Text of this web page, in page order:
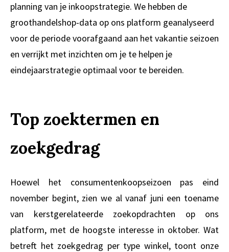
planning van je inkoopstrategie. We hebben de
groothandelshop-data op ons platform geanalyseerd
voor de periode voorafgaand aan het vakantie seizoen
en verrijkt met inzichten om je te helpen je
eindejaarstrategie optimaal voor te bereiden.
Top zoektermen en
zoekgedrag
Hoewel het consumentenkoopseizoen pas eind
november begint, zien we al vanaf juni een toename
van kerstgerelateerde zoekopdrachten op ons
platform, met de hoogste interesse in oktober. Wat
betreft het zoekgedrag per type winkel, toont onze